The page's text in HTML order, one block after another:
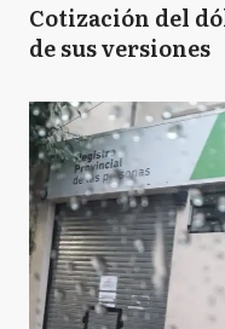
Cotización del
de sus versiones